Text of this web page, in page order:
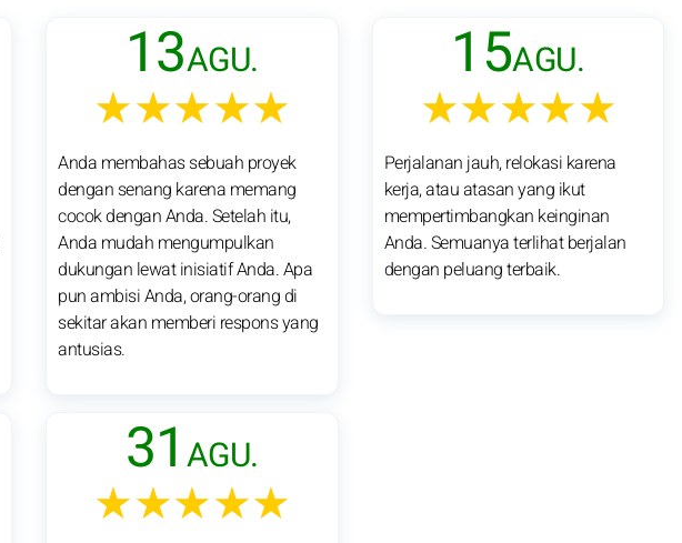
13AGU.
★★★★★
Anda membahas sebuah proyek
dengan senang karena memang
cocok dengan Anda. Setelah itu,
Anda mudah mengumpulkan
dukungan lewat inisiatif Anda. Apa
pun ambisi Anda, orang-orang di
sekitar akan memberi respons yang
antusias.
15AGU.
★★★★★
Perjalanan jauh, relokasi karena
kerja, atau atasan yang ikut
mempertimbangkan keinginan
Anda. Semuanya terlihat berjalan
dengan peluang terbaik.
31 AGU.
★★★★★